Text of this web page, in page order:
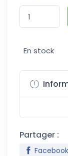
En stock
Partager :
Facebook